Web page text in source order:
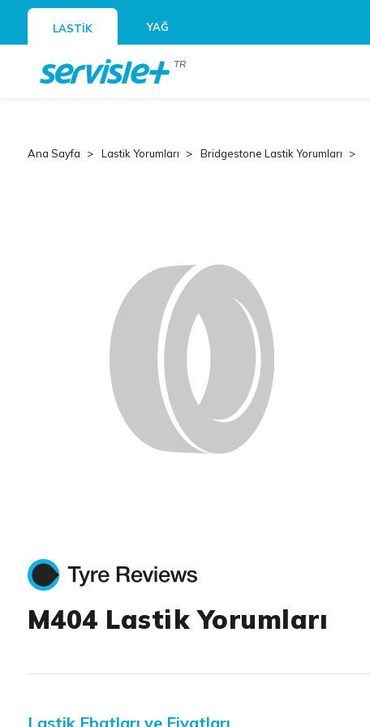
LASTİK YAĞ
TR
Ana Sayfa Lastik Yorumları Bridgestone Lastik Yorumları
M404 Lastik Yorumları
Lastik Ebatları ve Fiyatları